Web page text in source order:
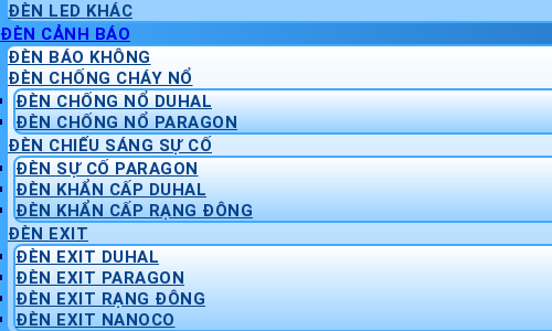
ĐÈN LED KHÁC
ĐÈN CẢNH BÁO
ĐÈN BÁO KHÔNG
ĐÈN CHỐNG CHÁY NỔ
ĐÈN CHỐNG NỔ DUHAL
ĐÈN CHỐNG NỔ PARAGON
ĐÈN CHIẾU SÁNG SỰ CỐ
ĐÈN SỰ CỐ PARAGON
ĐÈN KHẨN CẤP DUHAL
ĐÈN KHẨN CẤP RẠNG ĐÔNG
ĐÈN EXIT
ĐÈN EXIT DUHAL
ĐÈN EXIT PARAGON
ĐÈN EXIT RẠNG ĐÔNG
ĐÈN EXIT NANOCO